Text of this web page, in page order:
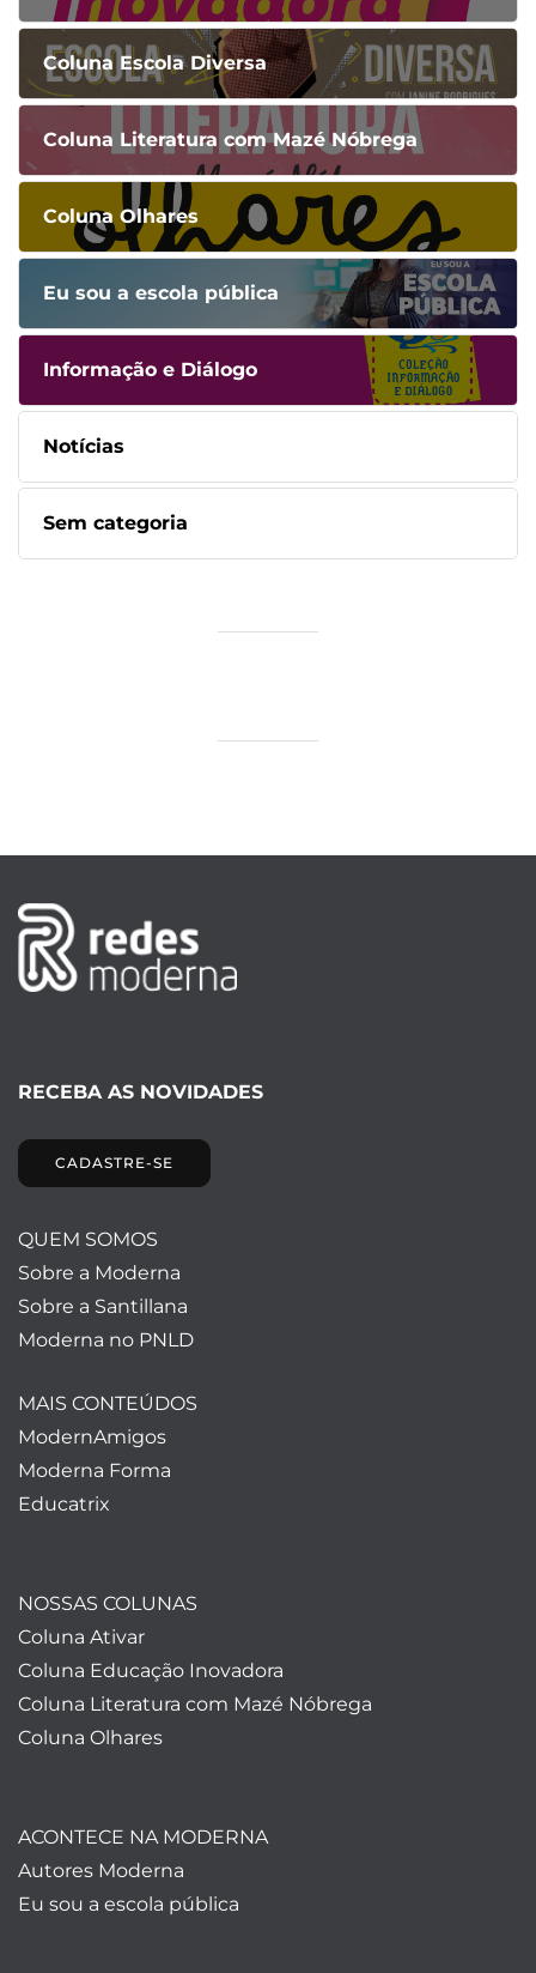
Coluna Escola Diversa
Coluna Literatura com Mazé Nóbrega
Coluna Olhares
Eu sou a escola pública
Informação e Diálogo
Notícias
Sem categoria
RECEBA AS NOVIDADES
CADASTRE-SE
QUEM SOMOS
Sobre a Moderna
Sobre a Santillana
Moderna no PNLD
MAIS CONTEÚDOS
ModernAmigos
Moderna Forma
Educatrix
NOSSAS COLUNAS
Coluna Ativar
Coluna Educação Inovadora
Coluna Literatura com Mazé Nóbrega
Coluna Olhares
ACONTECE NA MODERNA
Autores Moderna
Eu sou a escola pública